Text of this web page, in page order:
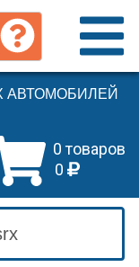
АВТОМОБИЛЕЙ
0 товаров
0